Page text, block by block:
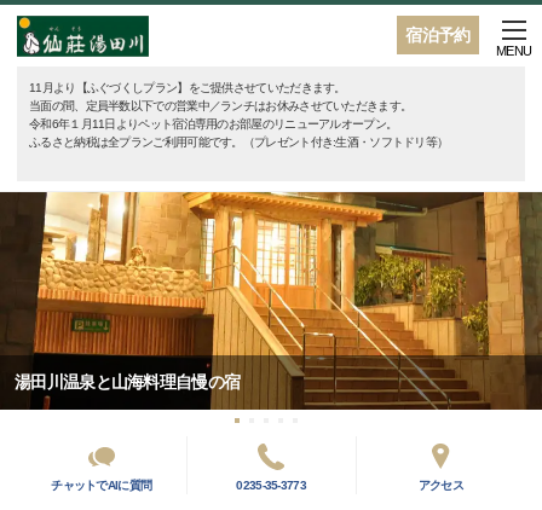
宿泊予約
MENU
11月より【ふぐづくしプラン】をご提供させていただきます。
当面の間、定員半数以下での営業中／ランチはお休みさせていただきます。
令和6年１月11日よりペット宿泊専用のお部屋のリニューアルオープン。
ふるさと納税は全プランご利用可能です。（プレゼント付き:生酒・ソフトドリ等）
湯田川温泉と山海料理自慢の宿
チャットでAIに質問 0235-35-3773 アクセス